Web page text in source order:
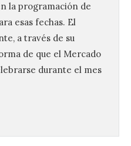
la programación de
esas fechas. El
a través de su
de que el Mercado
durante el mes